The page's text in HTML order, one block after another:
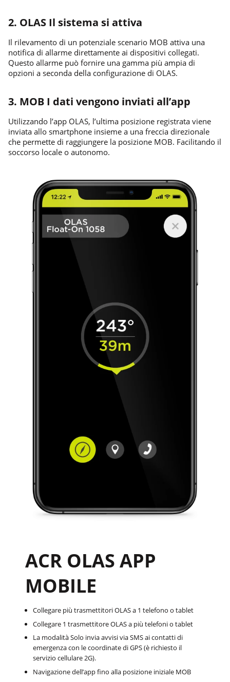
2. OLAS Il sistema si attiva
Il rilevamento di un potenziale scenario MOB attiva una
notifica di allarme direttamente ai dispositivi collegati.
Questo allarme può fornire una gamma più ampia di
opzioni a seconda della configurazione di OLAS.
3. MOB I dati vengono inviati all’app
Utilizzando l’app OLAS, l’ultima posizione registrata viene
inviata allo smartphone insieme a una freccia direzionale
che permette di raggiungere la posizione MOB. Facilitando il
soccorso locale o autonomo.
ACR OLAS APP
MOBILE
Collegare più trasmettitori OLAS a 1 telefono o tablet
Collegare 1 trasmettitore OLAS a più telefoni o tablet
La modalità Solo invia avvisi via SMS ai contatti di
emergenza con le coordinate di GPS (è richiesto il
servizio cellulare 2G).
Navigazione dell’app fino alla posizione iniziale MOB